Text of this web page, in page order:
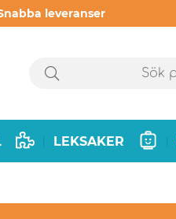
leveranser
LEKSAKER